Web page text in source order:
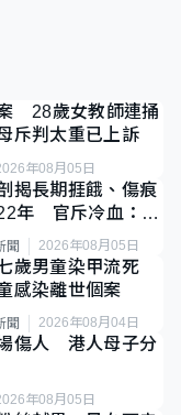
28歲女教師連捅
斥判太重已上訴
年08月05日
揭長期捱餓、傷痕
年 官斥冷血：同
聞 2026年08月05日
歲男童染甲流死
感染離世個案
聞 2026年08月04日
傷人 港人母子分
年08月05日